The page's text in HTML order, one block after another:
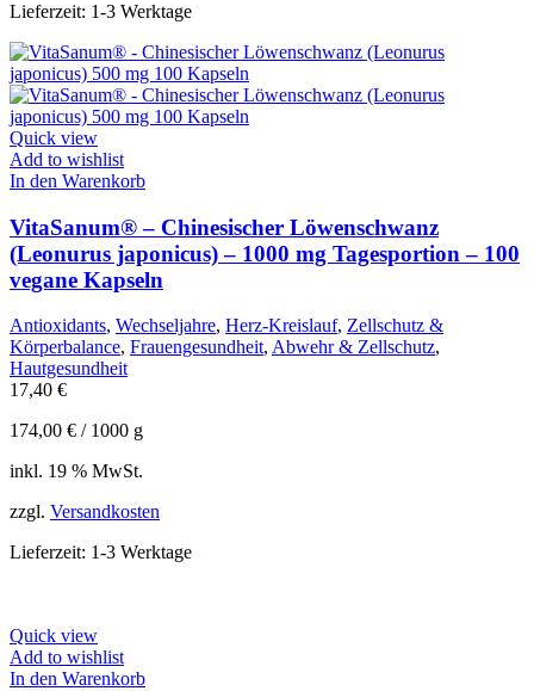
Lieferzeit: 1-3 Werktage
Quick view
Add to wishlist
In den Warenkorb
VitaSanum® – Chinesischer Löwenschwanz
(Leonurus japonicus) – 1000 mg Tagesportion – 100
vegane Kapseln
Antioxidants, Wechseljahre, Herz-Kreislauf, Zellschutz &
Körperbalance, Frauengesundheit, Abwehr & Zellschutz,
Hautgesundheit
17,40 €
174,00 € / 1000 g
inkl. 19 % MwSt.
zzgl. Versandkosten
Lieferzeit: 1-3 Werktage
Quick view
Add to wishlist
In den Warenkorb